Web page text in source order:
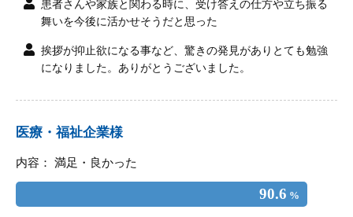
患者さんや家族と関わる時に、受け答えの仕方や立ち振る
舞いを今後に活かせそうだと思った
挨拶が抑止欲になる事など、驚きの発見がありとても勉強
になりました。ありがとうございました。
医療・福祉企業様
内容： 満足・良かった
90.6 %